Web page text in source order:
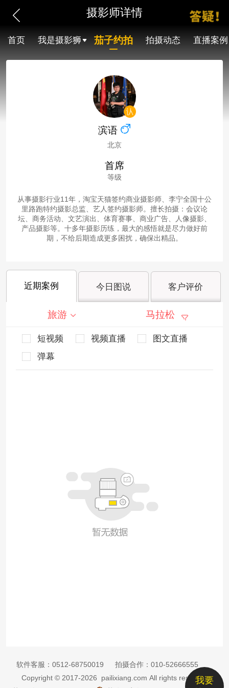
摄影师详情
首页 我是摄影狮 茄子约拍 拍摄动态 直播案例
滨语
北京
首席
等级
从事摄影行业11年，淘宝天猫签约商业摄影师、李宁全国十公
里路跑特约摄影总监、艺人签约摄影师。擅长拍摄：会议论
坛、商务活动、文艺演出、体育赛事、商业广告、人像摄影、
产品摄影等。十多年摄影历练，最大的感悟就是尽力做好前
期，不给后期造成更多困扰，确保出精品。
近期案例 今日图说 客户评价
旅游 马拉松
短视频 视频直播
图文直播
弹幕
我要
软件客服： 0512-68750019 拍摄合作： 010-52666555
Copyright © 2017-2026 pailixiang.com All rights reserved